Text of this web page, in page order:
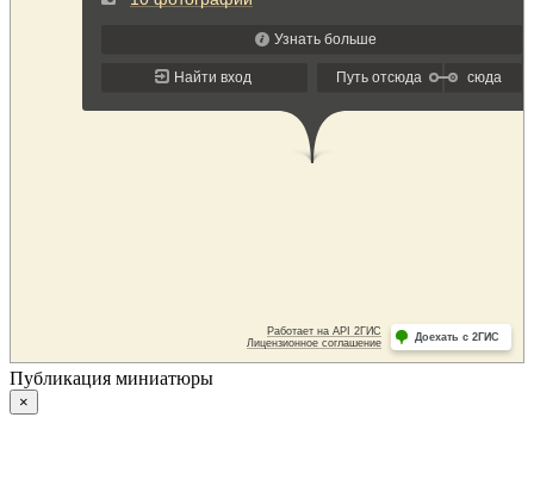
Публикация миниатюры
×